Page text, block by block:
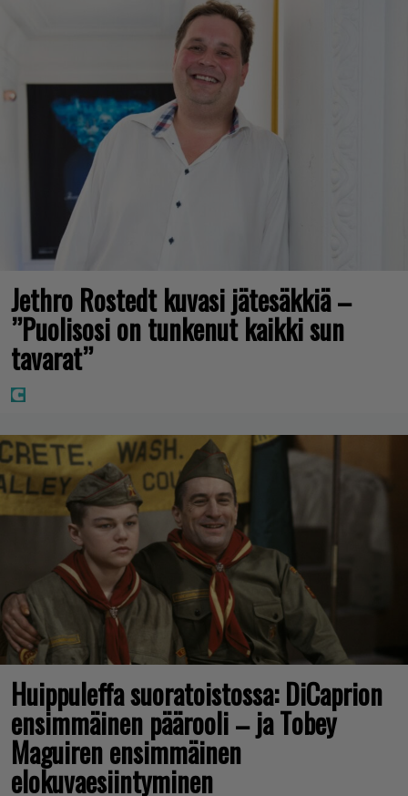
Jethro Rostedt kuvasi jätesäkkiä –
”Puolisosi on tunkenut kaikki sun
tavarat”
Huippuleffa suoratoistossa: DiCaprion
ensimmäinen päärooli – ja Tobey
Maguiren ensimmäinen
elokuvaesiintyminen